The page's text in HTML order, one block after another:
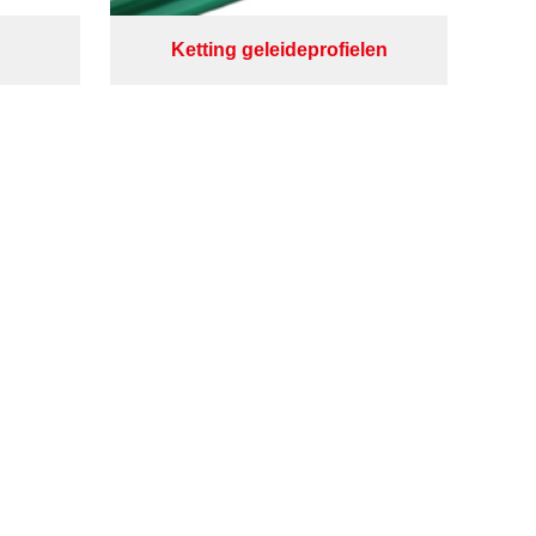
Ketting geleideprofielen